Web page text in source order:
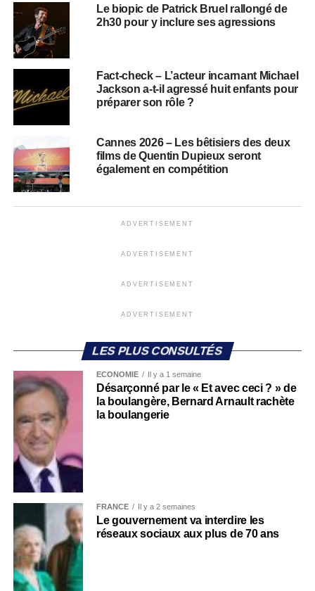
Le biopic de Patrick Bruel rallongé de
2h30 pour y inclure ses agressions
Fact-check – L’acteur incarnant Michael
Jackson a-t-il agressé huit enfants pour
préparer son rôle ?
Cannes 2026 – Les bêtisiers des deux
films de Quentin Dupieux seront
également en compétition
ADVERTISEMENT
ADVERTISEMENT
ADVERTISEMENT
ADVERTISEMENT
LES PLUS CONSULTÉS
ECONOMIE Il y a 1 semaine
Désarçonné par le « Et avec ceci ? » de
la boulangère, Bernard Arnault rachète
la boulangerie
FRANCE Il y a 2 semaines
Le gouvernement va interdire les
réseaux sociaux aux plus de 70 ans